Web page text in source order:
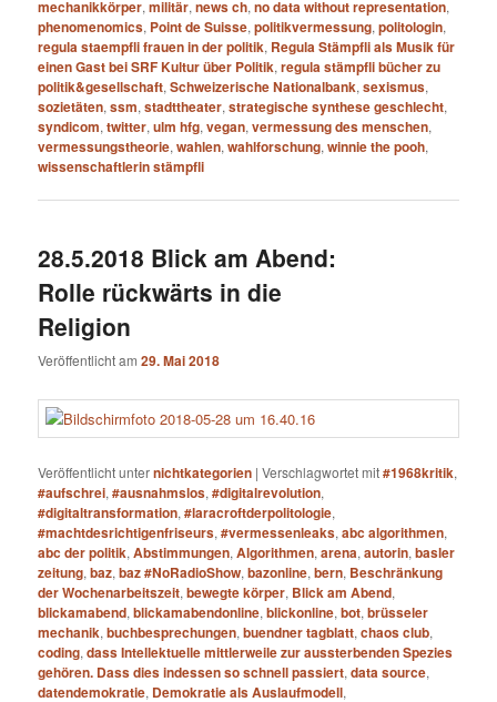
mechanikkörper,militär,news ch,no data without representation,
phenomenomics, Point de Suisse,politikvermessung,politologin,
regula staempfli frauen in der politik, Regula Stämpfli als Musik für
einen Gast bei SRF Kultur über Politik,regula stämpfli bücher zu
politik&gesellschaft,Schweizerische Nationalbank,sexismus,
sozietäten,ssm,stadttheater,strategische synthese geschlecht,
syndicom,twitter,ulm hfg,vegan,vermessung des menschen,
vermessungstheorie,wahlen,wahlforschung,winnie the pooh,
wissenschaftlerin stämpfli
28.5.2018 Blick am Abend:
Rolle rückwärts in die
Religion
Veröffentlicht am29. Mai 2018
Veröffentlicht unternichtkategorien |Verschlagwortet mit#1968kritik,
#aufschrei,#ausnahmslos,#digitalrevolution,
#digitaltransformation,#laracroftderpolitologie,
#machtdesrichtigenfriseurs,#vermessenleaks,abc algorithmen,
abc der politik,Abstimmungen,Algorithmen,arena,autorin,basler
zeitung,baz,baz #NoRadioShow,bazonline,bern, Beschränkung
der Wochenarbeitszeit,bewegte körper, Blick am Abend,
blickamabend,blickamabendonline,blickonline,bot,brüsseler
mechanik,buchbesprechungen,buendner tagblatt,chaos club,
coding,dass Intellektuelle mittlerweile zur aussterbenden Spezies
gehören. Dass dies indessen so schnell passiert,data source,
datendemokratie, Demokratie als Auslaufmodell,